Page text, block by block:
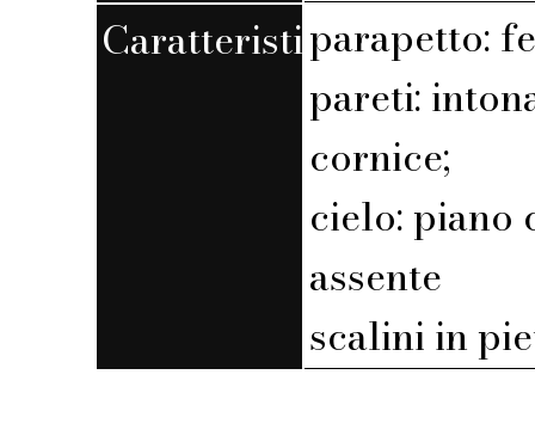
Caratteristicheparapetto:
pareti:
cornice;
cielo: piano
assente
scalini in